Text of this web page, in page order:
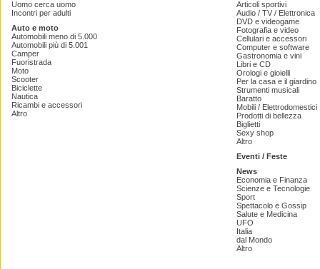
Uomo cerca uomo
Incontri per adulti
Auto e moto
Automobili meno di 5.000
Automobili più di 5.001
Camper
Fuoristrada
Moto
Scooter
Biciclette
Nautica
Ricambi e accessori
Altro
Articoli sportivi
Audio / TV / Elettronica
DVD e videogame
Fotografia e video
Cellulari e accessori
Computer e software
Gastronomia e vini
Libri e CD
Orologi e gioielli
Per la casa e il giardino
Strumenti musicali
Baratto
Mobili / Elettrodomestici
Prodotti di bellezza
Biglietti
Sexy shop
Altro
Eventi / Feste
News
Economia e Finanza
Scienze e Tecnologie
Sport
Spettacolo e Gossip
Salute e Medicina
UFO
Italia
dal Mondo
Altro